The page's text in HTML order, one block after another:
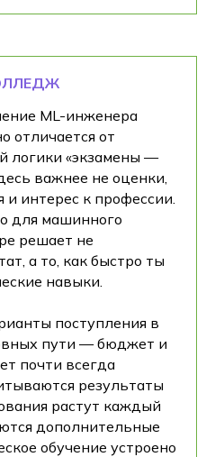
ML-инженера
отличается от
логики «экзамены —
важнее не оценки,
и интерес к профессии.
для машинного
решает не
а то, как быстро ты
навыки.
поступления в
пути — бюджет и
почти всегда
результаты
растут каждый
дополнительные
обучение устроено